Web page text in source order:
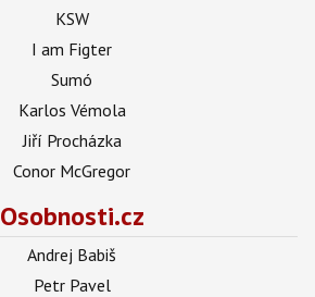
KSW
I am Figter
Sumó
Karlos Vémola
Jiří Procházka
Conor McGregor
Osobnosti.cz
Andrej Babiš
Petr Pavel